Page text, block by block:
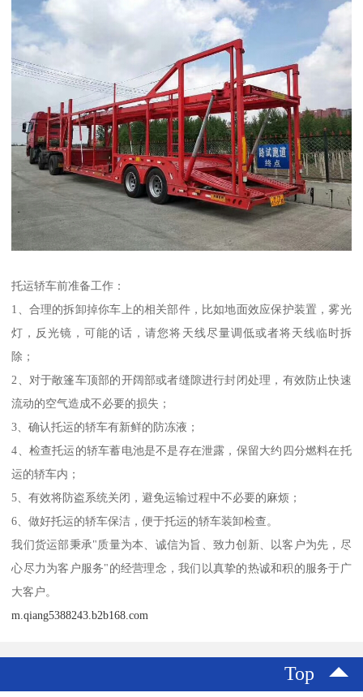
托运轿车前准备工作：
1、合理的拆卸掉你车上的相关部件，比如地面效应保护装置，雾光
灯，反光镜，可能的话，请您将天线尽量调低或者将天线临时拆
除；
2、对于敞篷车顶部的开阔部或者缝隙进行封闭处理，有效防止快速
流动的空气造成不必要的损失；
3、确认托运的轿车有新鲜的防冻液；
4、检查托运的轿车蓄电池是不是存在泄露，保留大约四分燃料在托
运的轿车内；
5、有效将防盗系统关闭，避免运输过程中不必要的麻烦；
6、做好托运的轿车保洁，便于托运的轿车装卸检查。
我们货运部秉承"质量为本、诚信为旨、致力创新、以客户为先，尽
心尽力为客户服务"的经营理念，我们以真挚的热诚和积的服务于广
大客户。
m.qiang5388243.b2b168.com
Top